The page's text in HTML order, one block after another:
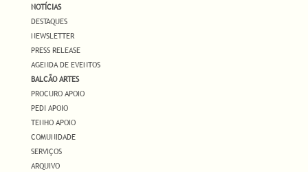
NOTÍCIAS
DESTAQUES
NEWSLETTER
PRESS RELEASE
AGENDA DE EVENTOS
BALCÃO ARTES
PROCURO APOIO
PEDI APOIO
TENHO APOIO
COMUNIDADE
SERVIÇOS
ARQUIVO